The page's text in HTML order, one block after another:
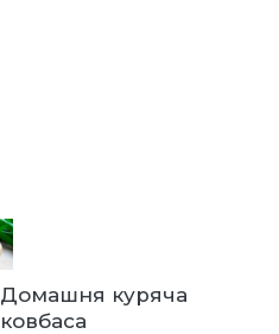
Домашня куряча
ковбаса